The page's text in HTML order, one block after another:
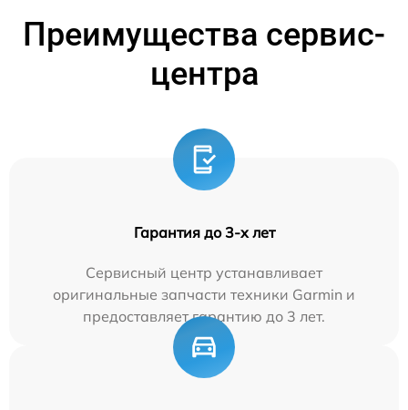
Преимущества сервис-
центра
Гарантия до 3-х лет
Сервисный центр устанавливает
оригинальные запчасти техники Garmin и
предоставляет гарантию до 3 лет.